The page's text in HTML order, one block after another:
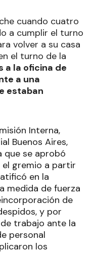
cuando cuatro
a cumplir el turno
volver a su casa
el turno de la
a la oficina de
a una
estaban
Interna,
Buenos Aires,
que se aprobó
gremio a partir
en la
medida de fuerza
de
y por
trabajo ante la
personal
los